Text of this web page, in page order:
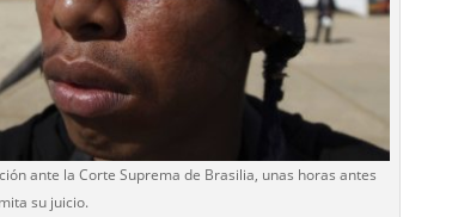
ante la Corte Suprema de Brasilia, unas horas antes
su juicio.